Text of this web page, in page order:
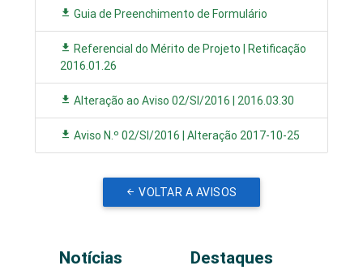
Guia de Preenchimento de Formulário
Referencial do Mérito de Projeto | Retificação
2016.01.26
Alteração ao Aviso 02/SI/2016 | 2016.03.30
Aviso N.º 02/SI/2016 | Alteração 2017-10-25
VOLTAR A AVISOS
Notícias Destaques